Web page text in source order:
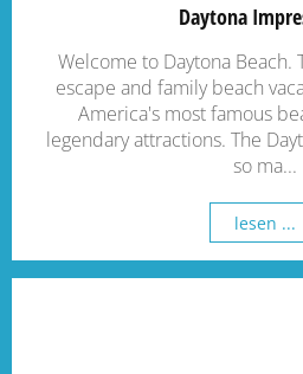
Daytona
Welcome to Daytona Beach.
escape and family beach
America's most famous
legendary attractions. The
so ma...
lesen ...